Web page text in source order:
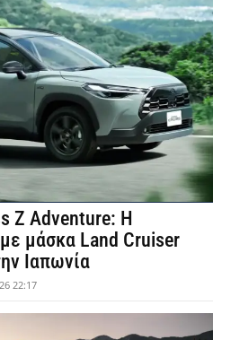
Z Adventure: Η
μάσκα Land Cruiser
Ιαπωνία
22:17